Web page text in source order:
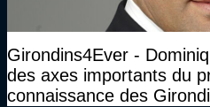
Girondins4Ever -
des axes importants du
connaissance des